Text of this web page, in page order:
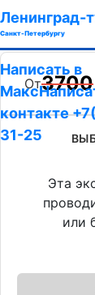
Ленинград-
Санкт-Петербургу
Написать в
Макс
контакте
31-25
От3700
Эта
или